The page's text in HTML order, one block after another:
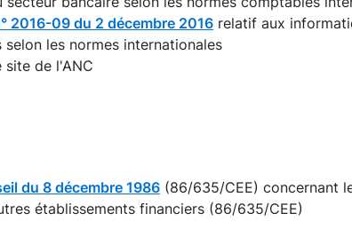
2016-09 du 2 décembre 2016 relatif aux
les normes internationales
site de l'ANC
du 8 décembre 1986 (86/635/CEE) concernant
établissements financiers (86/635/CEE)